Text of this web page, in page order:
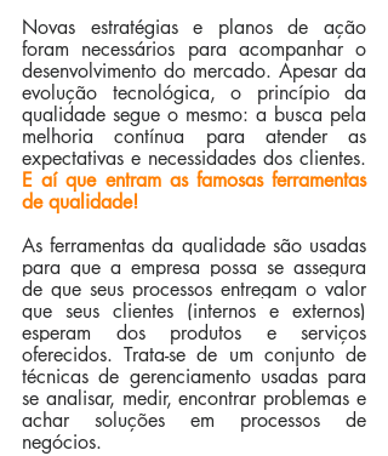
Novas estratégias e planos de ação
foram necessários para acompanhar o
desenvolvimento do mercado. Apesar da
evolução tecnológica, o princípio da
qualidade segue o mesmo: a busca pela
melhoria contínua para atender as
E aí que entram as famosas ferramentas
de qualidade!
As ferramentas da qualidade são usadas
para que a empresa possa se assegura
de que seus processos entregam o valor
que seus clientes (internos e externos)
esperam dos produtos e serviços
oferecidos. Trata-se de um conjunto de
técnicas de gerenciamento usadas para
se analisar, medir, encontrar problemas e
achar soluções em processos de
negócios.